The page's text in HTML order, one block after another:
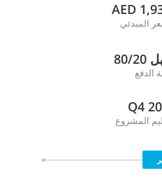
AED
المبدئي
20
الدفع
Q4
المشروع